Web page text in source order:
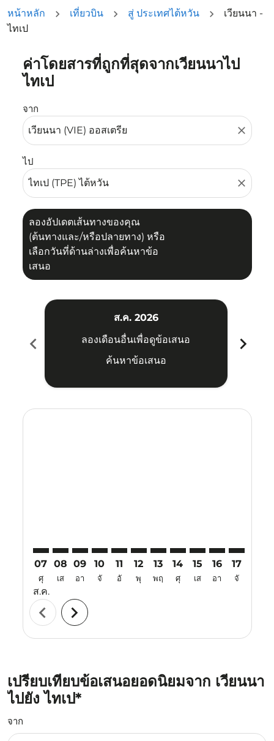
หน้าหลัก เที่ยวบิน สู่ ประเทศไต้หวัน
เวียนนา -
ไทเป
ค่าโดยสารที่ถูกที่สุดจากเวียนนาไป
ไทเป
จาก
close
ไป
close
ลองอัปเดตเส้นทางของคุณ
(ต้นทางและ/หรือปลายทาง) หรือ
เลือกวันที่ด้านล่างเพื่อค้นหาข้อ
เสนอ
ลองอัปเดตเส้นทางของคุณ (ต้นทางและ/หรือปลายทาง) หรื
chevron_left
ส.ค. 2026
ลองเดือนอื่นเพื่อดูข้อเสนอ
ค้นหาข้อเสนอ
chevron_right
07
ศุ
ส.ค.
08
เส
09
อา
10
จั
11
อั
12
พุ
13
พฤ
14
ศุ
15
เส
16
อา
17
จั
chevron_left chevron_right
เปรียบเทียบข้อเสนอยอดนิยมจาก เวียนนา
ไปยัง ไทเป*
จาก